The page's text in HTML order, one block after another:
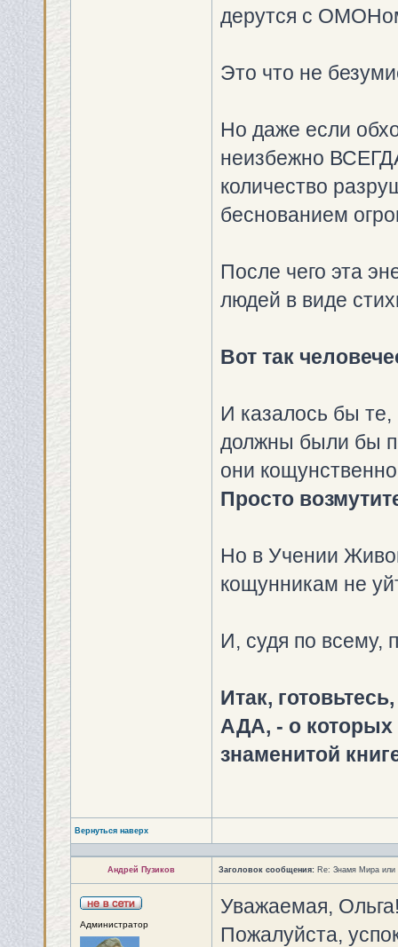
дерутся с
Это что не
Но даже если
неизбежно
количество
беснованием
После чего эта
людей в виде
Вот так
И казалось бы те,
должны были бы
они
Просто
Но в Учении
кощунникам не
И, судя по всему,
Итак,
АДА, - о которых
знаменитой
Вернуться наверх
Андрей Пузиков Заголовок сообщения: Re: Знамя Мира или
Администратор
Уважаемая,
Пожалуйста,